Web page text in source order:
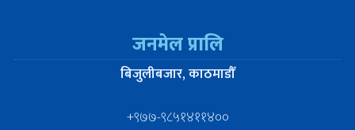
जनमेल प्रालि
बिजुलीबजार, काठमाडौँ
+९७७-९८५१४११४००